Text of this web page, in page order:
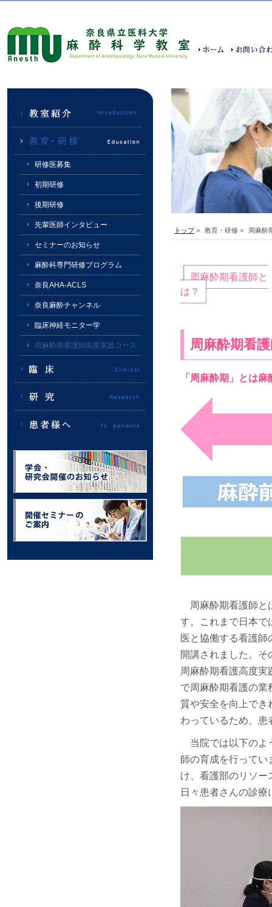
研修医募集
初期研修
後期研修
先輩医師インタビュー
セミナーのお知らせ
麻酔科専門研修プログラム
奈良AHA-ACLS
奈良麻酔チャンネル
臨床神経モニター学
周麻酔期看護師高度実践コース
トップ> 教育・研修 > 周麻酔
周麻酔期看護師と
は？
周麻酔期看
「周麻酔期」とは
周麻酔期看護師と
す。これまで日本で
医と協働する看護
開講されました。
周麻酔期看護高度
で周麻酔期看護の業
質や安全を向上でき
わっているため、患
当院では以下のよ
師の育成を行ってい
け、看護部のリソー
日々患者さんの診